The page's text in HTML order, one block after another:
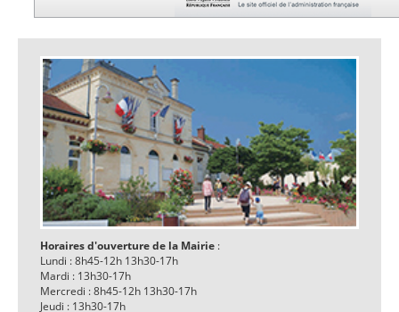
Horaires d'ouverture de la Mairie :
Lundi : 8h45-12h 13h30-17h
Mardi : 13h30-17h
Mercredi : 8h45-12h 13h30-17h
Jeudi : 13h30-17h